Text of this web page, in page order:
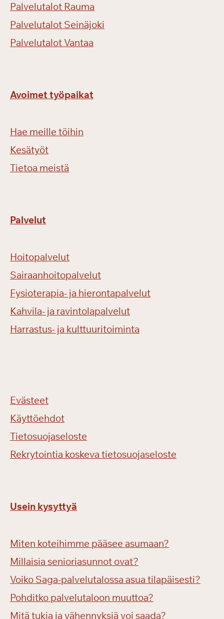
Palvelutalot Rauma
Palvelutalot Seinäjoki
Palvelutalot Vantaa
Avoimet työpaikat
Hae meille töihin
Kesätyöt
Tietoa meistä
Palvelut
Hoitopalvelut
Sairaanhoitopalvelut
Fysioterapia- ja hierontapalvelut
Kahvila- ja ravintolapalvelut
Harrastus- ja kulttuuritoiminta
Evästeet
Käyttöehdot
Tietosuojaseloste
Rekrytointia koskeva tietosuojaseloste
Usein kysyttyä
Miten koteihimme pääsee asumaan?
Millaisia senioriasunnot ovat?
Voiko Saga-palvelutalossa asua tilapäisesti?
Pohditko palvelutaloon muuttoa?
Mitä tukia ja vähennyksiä voi saada?